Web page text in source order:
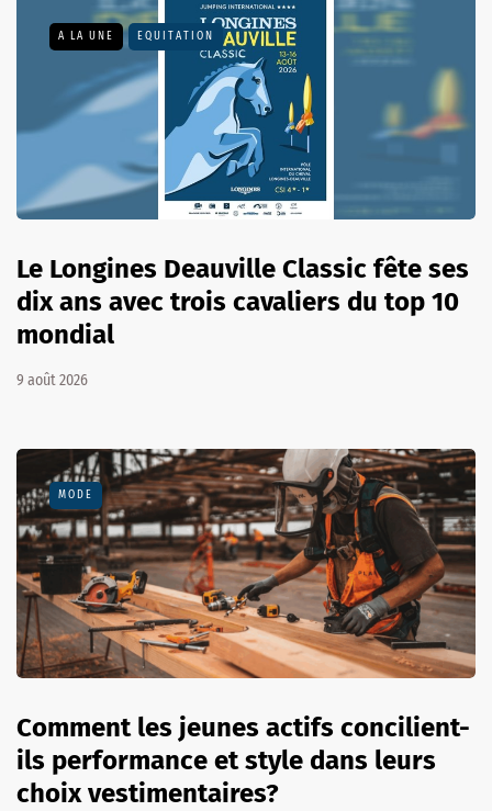
A LA UNE EQUITATION
Le Longines Deauville Classic fête ses
dix ans avec trois cavaliers du top 10
mondial
9 août 2026
MODE
Comment les jeunes actifs concilient-
ils performance et style dans leurs
choix vestimentaires?